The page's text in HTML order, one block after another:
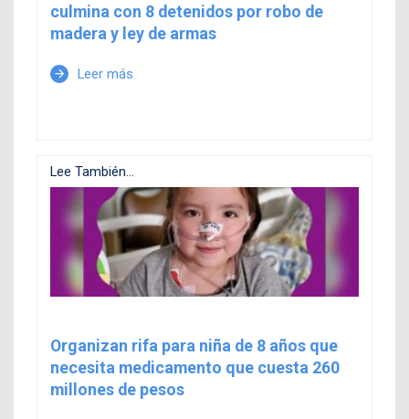
culmina con 8 detenidos por robo de
madera y ley de armas
arrow_forward Leer más
Lee También...
Organizan rifa para niña de 8 años que
necesita medicamento que cuesta 260
millones de pesos